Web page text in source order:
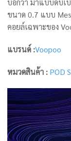
บอกว่า มาแบบดับเ
ขนาด 0.7 แบบ
คอยล์เฉพาะของ
แบรนด์ :Voopoo
หมวดสินค้า : POD